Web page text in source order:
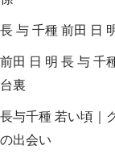
長 与 千種 前田 日
前田 日 明 長 与 千
台裏
長与千種 若い頃｜
の出会い